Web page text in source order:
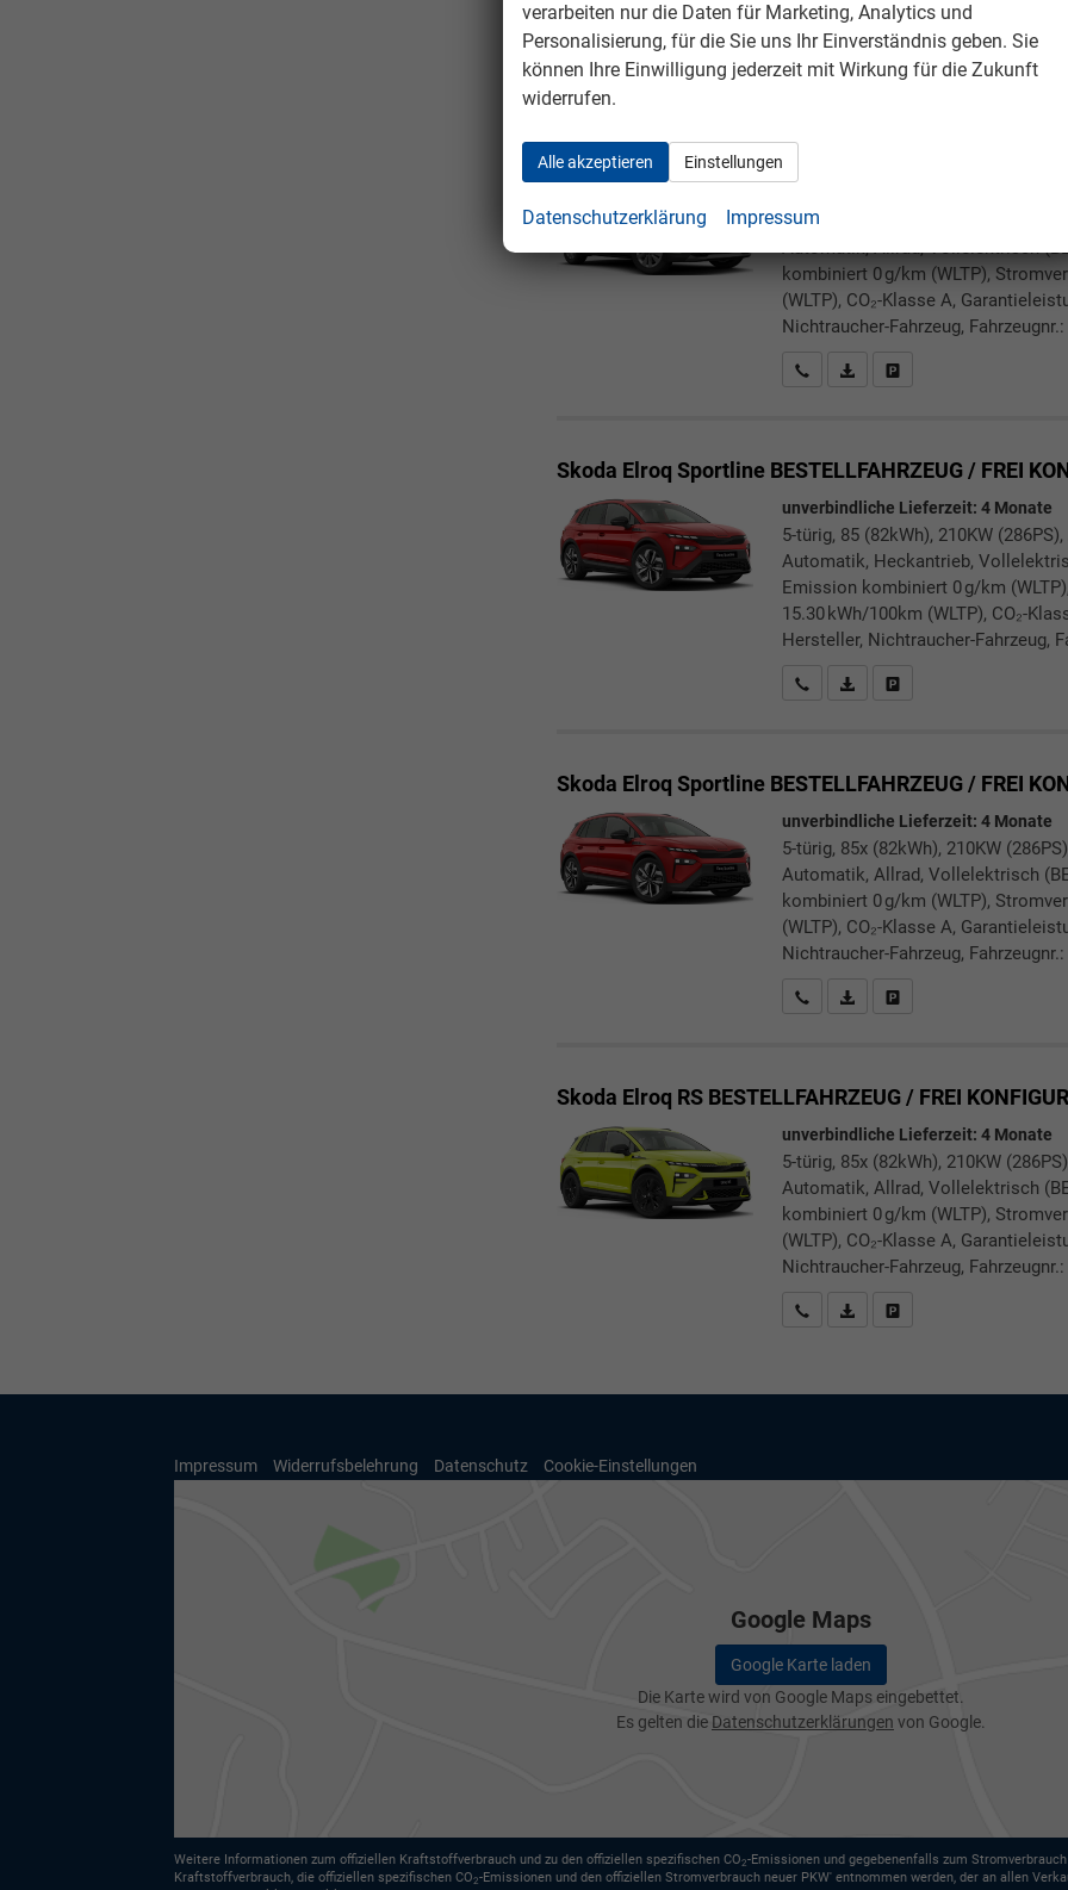
Hersteller, Nichtraucher-Fahrzeug,
PDF-Datei, Fahrzeugexposé
Drucken, parken oder
Skoda Elroq Selection BESTELLFAHRZEUG / FREI
5-türig, 85x (82kWh), 210KW
Automatik, Allrad, Vollelektrisch
kombiniert 0 g/km (WLTP),
(WLTP), CO₂-Klasse A,
Nichtraucher-Fahrzeug,
Rückrufbitte absenden
PDF-Datei, Fahrzeugexposé
Drucken, parken oder
Skoda Elroq Sportline BESTELLFAHRZEUG / FREI
unverbindliche Lieferzeit: 4 Monate
5-türig, 85 (82kWh), 210KW
Automatik, Heckantrieb,
Emission kombiniert 0 g/km
15.30 kWh/100km (WLTP), CO₂-
Hersteller, Nichtraucher-Fahrzeug,
Rückrufbitte absenden
PDF-Datei, Fahrzeugexposé
Drucken, parken oder
Skoda Elroq Sportline BESTELLFAHRZEUG / FREI
unverbindliche Lieferzeit: 4 Monate
5-türig, 85x (82kWh), 210KW
Automatik, Allrad, Vollelektrisch
kombiniert 0 g/km (WLTP),
(WLTP), CO₂-Klasse A,
Nichtraucher-Fahrzeug,
Rückrufbitte absenden
PDF-Datei, Fahrzeugexposé
Drucken, parken oder
Skoda Elroq RS BESTELLFAHRZEUG / FREI
unverbindliche Lieferzeit: 4 Monate
5-türig, 85x (82kWh), 210KW
Automatik, Allrad, Vollelektrisch
kombiniert 0 g/km (WLTP),
(WLTP), CO₂-Klasse A,
Nichtraucher-Fahrzeug,
Rückrufbitte absenden
PDF-Datei, Fahrzeugexposé
Drucken, parken oder
Impressum Widerrufsbelehrung Datenschutz Cookie-Einstellungen
Google Maps
Google Karte laden
Die Karte wird von Google Maps eingebettet.
Es gelten die Datenschutzerklärungen von Google.
Weitere Informationen zum offiziellen Kraftstoffverbrauch und zu den offiziellen spezifischen CO2-Emissionen und gegebenenfalls zum
Kraftstoffverbrauch, die offiziellen spezifischen CO2-Emissionen und den offiziellen Stromverbrauch neuer PKW' entnommen werden, der an allen
verarbeiten nur die Daten für Marketing, Analytics und
Personalisierung, für die Sie uns Ihr Einverständnis geben. Sie
können Ihre Einwilligung jederzeit mit Wirkung für die Zukunft
widerrufen.
Alle akzeptieren Einstellungen
Datenschutzerklärung Impressum